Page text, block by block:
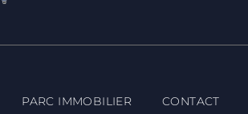
PARC IMMOBILIER CONTACT